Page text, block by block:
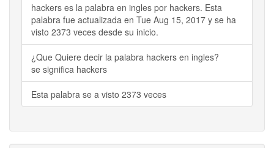
hackers es la palabra en ingles por hackers. Esta
palabra fue actualizada en Tue Aug 15, 2017 y se ha
visto 2373 veces desde su inicio.
¿Que Quiere decir la palabra hackers en ingles?
se significa hackers
Esta palabra se a visto 2373 veces